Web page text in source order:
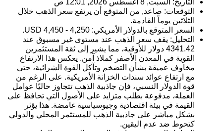
التوقعات: صاعد, من المتوقع أن يرتفع سعر الذهب خلال
الثلاثين يوماً القادمة.
السعر المتوقع بالدولار الأمريكي: 4,250 - 4,450 USD.
التحليل: يقف سعر الذهب عند مستوى غير مسبوق عند
4341.42 دولار للأوقية، مما يشير إلى ثقة المستثمرين
القوية في المعدن الأصفر كملاذ آمن. يعكس هذا الارتفاع
مخاوف عميقة بشأن التضخم وتآكل القوة الشرائية، حتى
مع ارتفاع عوائد سندات الخزانة الأمريكية. على الرغم من
قوة الدولار النسبي، فإن جاذبية الذهب تتجاوز حاليًا عوامل
العملة، مدفوعة بطلب متزايد على الأصول التي تحافظ على
القيمة في بيئة اقتصادية وجيوسياسية غامضة. هذا يؤثر
بشكل مباشر على جاذبية الذهب للمستثمر المحلي والدولي
كتحوط ضد عدم اليقين.